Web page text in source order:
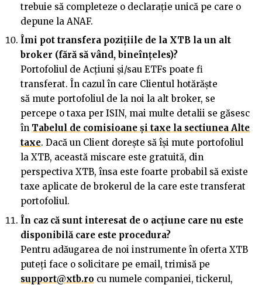
trebuie să completeze o declarație unică pe care o
depune la ANAF.
Îmi pot transfera pozițiile de la XTB la un alt
broker (fără să vând, bineînțeles)?
Portofoliul de Acțiuni și/sau ETFs poate fi
transferat. În cazul în care Clientul hotărăște
să mute portofoliul de la noi la alt broker, se
percepe o taxa per ISIN, mai multe detalii se găsesc
în Tabelul de comisioane și taxe la sectiunea Alte
taxe. Dacă un Client dorește să își mute portofoliul
la XTB, această miscare este gratuită, din
perspectiva XTB, însa este foarte probabil să existe
taxe aplicate de brokerul de la care este transferat
portofoliul.
În caz că sunt interesat de o acțiune care nu este
disponibilă care este procedura?
Pentru adăugarea de noi instrumente în oferta XTB
puteți face o solicitare pe email, trimisă pe
support@xtb.ro cu numele companiei, tickerul,